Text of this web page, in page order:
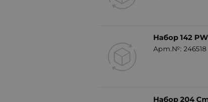
Набор 142
Арт.№: 246518
Набор 204